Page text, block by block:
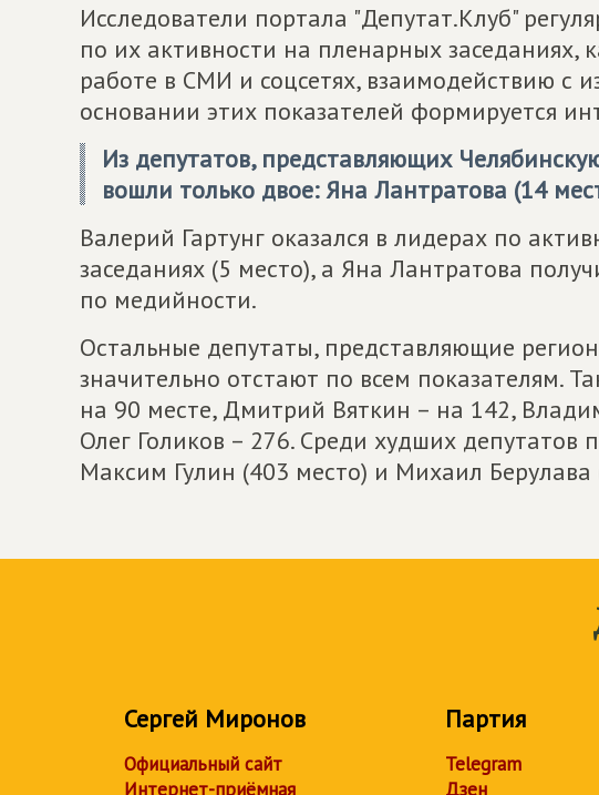
Исследователи портала "Депутат.Клуб"
по их активности на пленарных заседаниях,
работе в СМИ и соцсетях, взаимодействию с
основании этих показателей формируется
Из депутатов, представляющих
вошли только двое: Яна Лантратова (14
Валерий Гартунг оказался в лидерах по
заседаниях (5 место), а Яна Лантратова
по медийности.
Остальные депутаты, представляющие
значительно отстают по всем показателям.
на 90 месте, Дмитрий Вяткин – на 142,
Олег Голиков – 276. Среди худших
Максим Гулин (403 место) и Михаил Берулава
Сергей Миронов
Официальный сайт
Интернет-приёмная
Партия
Telegram
Дзен